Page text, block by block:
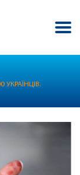
УКРАЇНЦІВ.